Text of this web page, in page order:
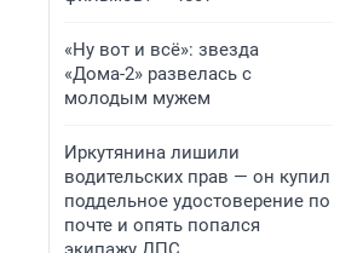
«Ну вот и всё»: звезда
«Дома-2» развелась с
молодым мужем
Иркутянина лишили
водительских прав — он купил
поддельное удостоверение по
почте и опять попался